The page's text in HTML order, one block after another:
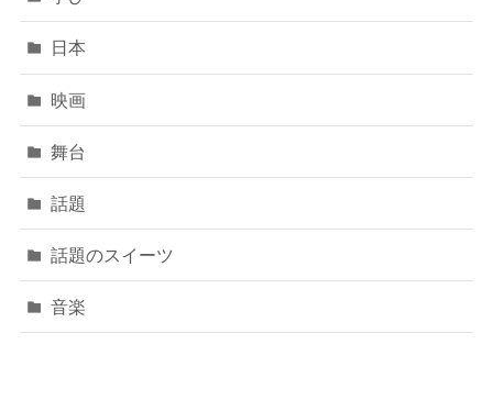
日本
映画
舞台
話題
話題のスイーツ
音楽